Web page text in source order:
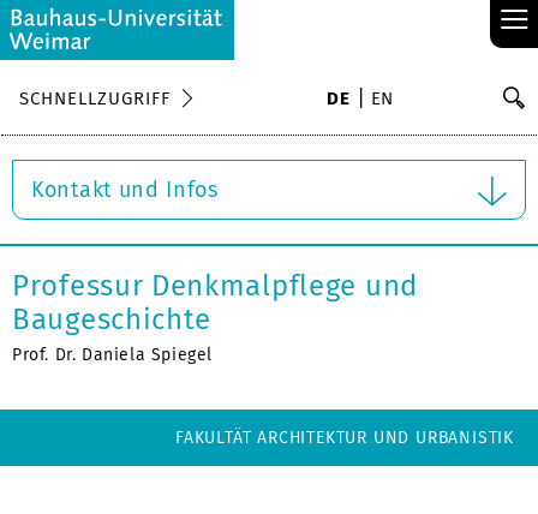
≡
SCHNELLZUGRIFF DE EN
Kontakt und Infos
Professur Denkmalpflege und
Baugeschichte
Prof. Dr. Daniela Spiegel
FAKULTÄT ARCHITEKTUR UND URBANISTIK